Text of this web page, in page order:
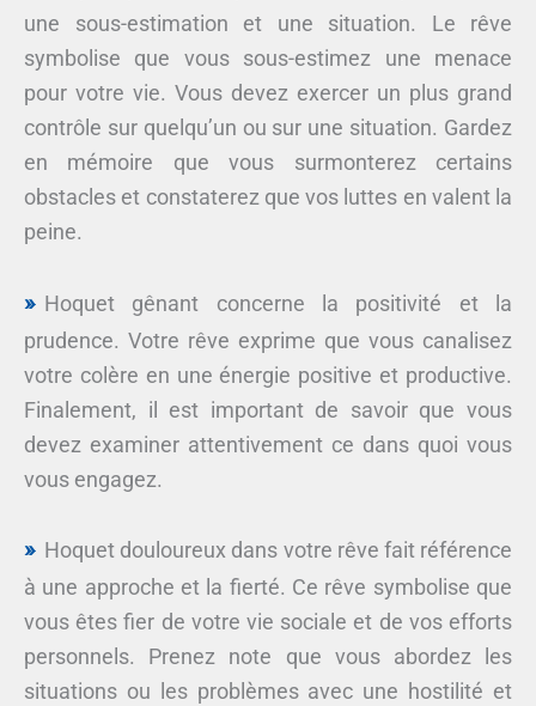
une sous-estimation et une situation. Le rêve
symbolise que vous sous-estimez une menace
pour votre vie. Vous devez exercer un plus grand
contrôle sur quelqu’un ou sur une situation. Gardez
en mémoire que vous surmonterez certains
obstacles et constaterez que vos luttes en valent la
peine.
Hoquet gênant concerne la positivité et la
prudence. Votre rêve exprime que vous canalisez
votre colère en une énergie positive et productive.
Finalement, il est important de savoir que vous
devez examiner attentivement ce dans quoi vous
vous engagez.
Hoquet douloureux dans votre rêve fait référence
à une approche et la fierté. Ce rêve symbolise que
vous êtes fier de votre vie sociale et de vos efforts
personnels. Prenez note que vous abordez les
situations ou les problèmes avec une hostilité et